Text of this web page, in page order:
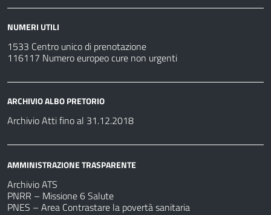
NUMERI UTILI
1533 Centro unico di prenotazione
116117 Numero europeo cure non urgenti
ARCHIVIO ALBO PRETORIO
Archivio Atti fino al 31.12.2018
AMMINISTRAZIONE TRASPARENTE
Archivio ATS
PNRR – Missione 6 Salute
PNES – Area Contrastare la povertà sanitaria